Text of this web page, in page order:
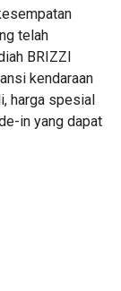
telah
BRIZZI
kendaraan
harga spesial
in yang dapat